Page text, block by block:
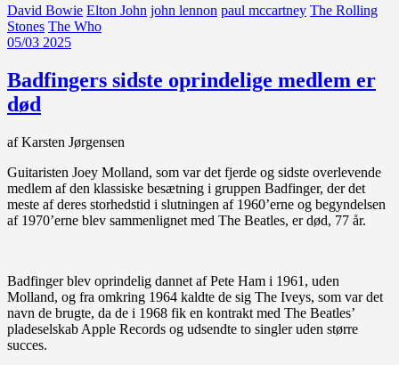
David Bowie Elton John john lennon paul mccartney The Rolling
Stones The Who
05/03 2025
Badfingers sidste oprindelige medlem er
død
af Karsten Jørgensen
Guitaristen Joey Molland, som var det fjerde og sidste overlevende
medlem af den klassiske besætning i gruppen Badfinger, der det
meste af deres storhedstid i slutningen af 1960’erne og begyndelsen
af 1970’erne blev sammenlignet med The Beatles, er død, 77 år.
Badfinger blev oprindelig dannet af Pete Ham i 1961, uden
Molland, og fra omkring 1964 kaldte de sig The Iveys, som var det
navn de brugte, da de i 1968 fik en kontrakt med The Beatles’
pladeselskab Apple Records og udsendte to singler uden større
succes.